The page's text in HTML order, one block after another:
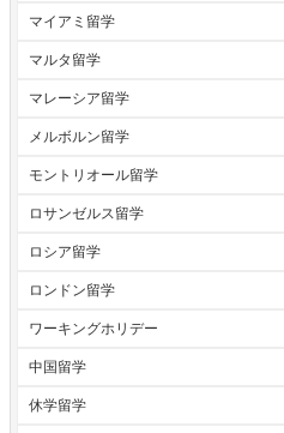
マイアミ留学
マルタ留学
マレーシア留学
メルボルン留学
モントリオール留学
ロサンゼルス留学
ロシア留学
ロンドン留学
ワーキングホリデー
中国留学
休学留学